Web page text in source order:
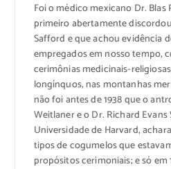
Foi o médico mexicano Dr. Blas
primeiro abertamente
Safford e que achou evidência
empregados em nosso tempo,
cerimônias medicinais-
longínquos, nas montanhas
não foi antes de 1938 que o
Weitlaner e o Dr. Richard
Universidade de Harvard,
tipos de cogumelos que
propósitos cerimoniais; e só